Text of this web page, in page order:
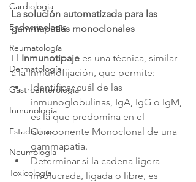
Cardiología
Endocrinología
Reumatología
Dermatología
Gastroenterología
Inmunología
Estadísticas
Neumología
Toxicología
La solución automatizada para las
gammapatías monoclonales
El Inmunotipaje es una técnica, similar
a la inmunofijación, que permite:
Identificar cuál de las
inmunoglobulinas, IgA, IgG o IgM,
es la que predomina en el
Componente Monoclonal de una
gammapatía.
Determinar si la cadena ligera
involucrada, ligada o libre, es